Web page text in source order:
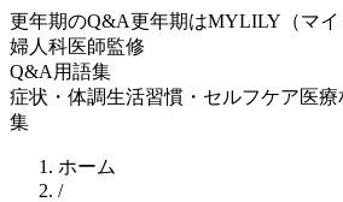
更年期のQ&A更年期はMYLILY（マイ
婦人科医師監修
Q&A 用語集
症状・体調生活習慣・セルフケア医
集
ホーム
/